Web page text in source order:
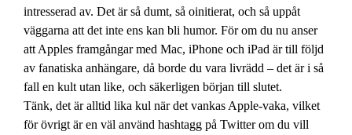
intresserad av. Det är så dumt, så oinitierat, och så uppåt
väggarna att det inte ens kan bli humor. För om du nu anser
att Apples framgångar med Mac, iPhone och iPad är till följd
av fanatiska anhängare, då borde du vara livrädd – det är i så
fall en kult utan like, och säkerligen början till slutet.
Tänk, det är alltid lika kul när det vankas Apple-vaka, vilket
för övrigt är en väl använd hashtagg på Twitter om du vill